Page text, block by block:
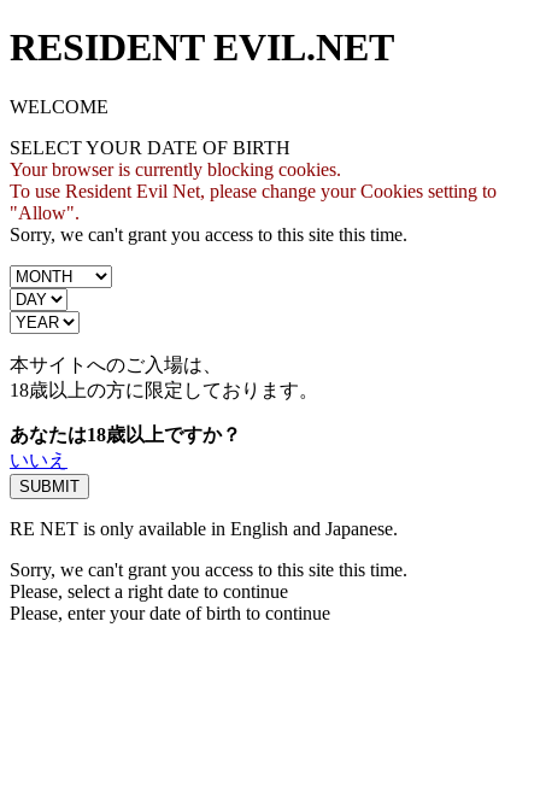
RESIDENT EVIL.NET
WELCOME
SELECT YOUR DATE OF BIRTH
Your browser is currently blocking cookies.
To use Resident Evil Net, please change your Cookies setting to
"Allow".
Sorry, we can't grant you access to this site this time.
本サイトへのご入場は、
18歳以上の方に限定しております。
あなたは18歳以上ですか？
いいえ
RE NET is only available in English and Japanese.
Sorry, we can't grant you access to this site this time.
Please, select a right date to continue
Please, enter your date of birth to continue